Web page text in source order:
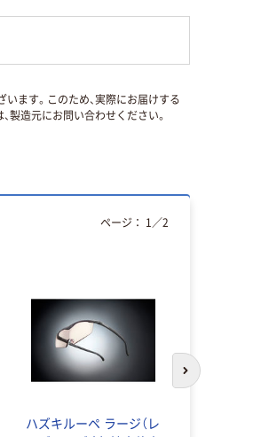
います。このため、実際にお届けする
製造元にお問い合わせください。
ハズキルーペ ラージ（レ
ページ： 1 ／2
次のスライド